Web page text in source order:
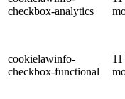
checkbox-analytics
cookielawinfo-
checkbox-functional
11